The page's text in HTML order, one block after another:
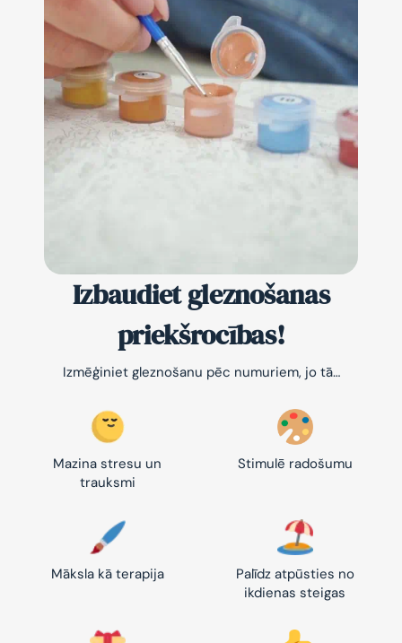
Izbaudiet gleznošanas
priekšrocības!
Izmēģiniet gleznošanu pēc numuriem, jo tā…
Mazina stresu un
trauksmi
Stimulē radošumu
Māksla kā terapija
Palīdz atpūsties no
ikdienas steigas